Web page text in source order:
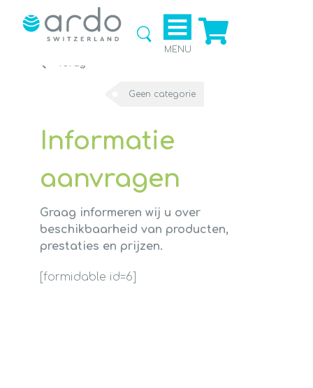
MENU
Terug
Geen categorie
Informatie
aanvragen
Graag informeren wij u over
beschikbaarheid van producten,
prestaties en prijzen.
[formidable id=6]